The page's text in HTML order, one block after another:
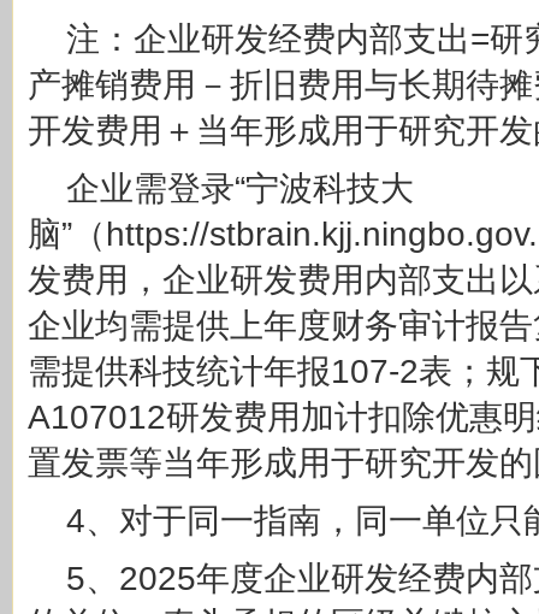
注：企业研发经费内部支出=研
产摊销费用－折旧费用与长期待
开发费用＋当年形成用于研究开
企业需登录“宁波科技大
脑”（https://
发费用，企业研发费用内部支出
企业均需提供上年度财务审计报
需提供科技统计年报107-2表；规
A107012研发费用加计扣除优惠
置发票等当年形成用于研究开发
4、对于同一指南，同一单位只
5、2025年度企业研发经费内